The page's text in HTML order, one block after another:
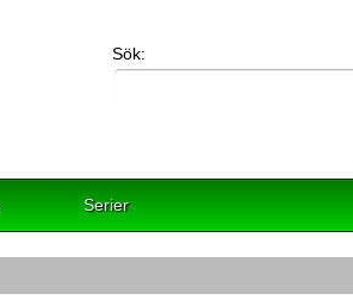
Sök:
Serier